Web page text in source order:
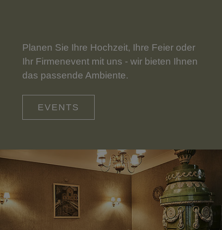
Planen Sie Ihre Hochzeit, Ihre Feier oder
Ihr Firmenevent mit uns - wir bieten Ihnen
das passende Ambiente.
EVENTS